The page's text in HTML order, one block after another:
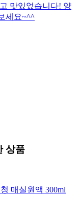
맛있었습니다! 양
세요~^^
상품
매실원액 300ml